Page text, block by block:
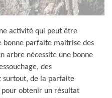
activité qui peut être
bonne parfaite maitrise des
arbre nécessite une bonne
des
surtout, de la parfaite
pour obtenir un résultat